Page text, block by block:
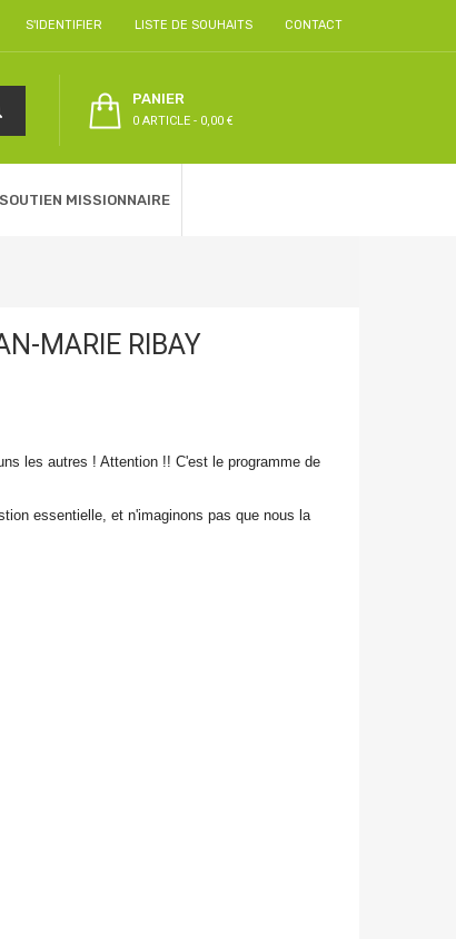
S'IDENTIFIER LISTE DE SOUHAITS CONTACT
PANIER
0 ARTICLE - 0,00 €
SOUTIEN MISSIONNAIRE
MARIE RIBAY
les autres ! Attention !! C'est le programme de
essentielle, et n'imaginons pas que nous la